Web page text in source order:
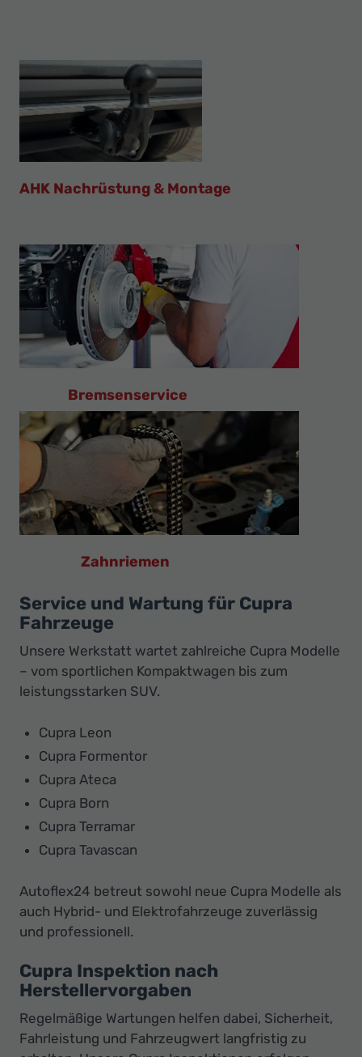
AHK Nachrüstung & Montage
Bremsenservice
Zahnriemen
Service und Wartung für Cupra
Fahrzeuge
Unsere Werkstatt wartet zahlreiche Cupra Modelle
– vom sportlichen Kompaktwagen bis zum
leistungsstarken SUV.
Cupra Leon
Cupra Formentor
Cupra Ateca
Cupra Born
Cupra Terramar
Cupra Tavascan
Autoflex24 betreut sowohl neue Cupra Modelle als
auch Hybrid- und Elektrofahrzeuge zuverlässig
und professionell.
Cupra Inspektion nach
Herstellervorgaben
Regelmäßige Wartungen helfen dabei, Sicherheit,
Fahrleistung und Fahrzeugwert langfristig zu